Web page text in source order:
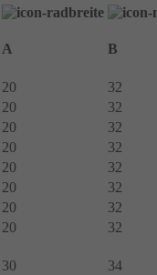
A B
20 32
20 32
20 32
20 32
20 32
20 32
20 32
20 32
30 34